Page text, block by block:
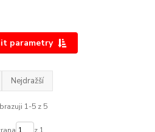
parametry
Nejdražší
1-5 z 5
z 1